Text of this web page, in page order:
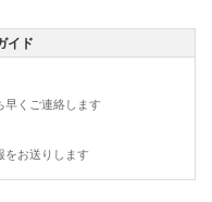
イド
早くご連絡します
をお送りします